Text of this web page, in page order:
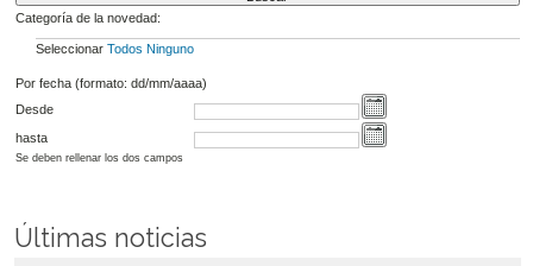
Categoría de la novedad:
Seleccionar Todos Ninguno
Por fecha (formato: dd/mm/aaaa)
Desde
hasta
Se deben rellenar los dos campos
Últimas noticias